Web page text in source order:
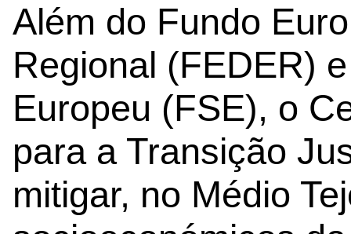
Além do Fundo
Regional (FEDER)
Europeu (FSE), o
para a Transição
mitigar, no Médio